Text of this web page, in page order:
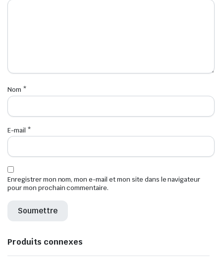
Nom *
E-mail *
Enregistrer mon nom, mon e-mail et mon site dans le navigateur
pour mon prochain commentaire.
Produits connexes